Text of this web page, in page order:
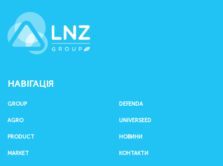
НАВІГАЦІЯ
GROUP
AGRO
PRODUCT
MARKET
DEFENDA
UNIVERSEED
НОВИНИ
КОНТАКТИ